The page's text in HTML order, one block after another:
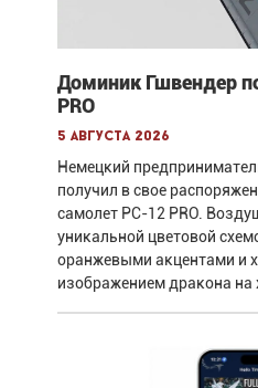
Доминик Гшвендер
PRO
5 августа 2026
Немецкий
получил в свое
самолет PC-12 PRO.
уникальной цветовой
оранжевыми акцентами и
изображением дракона на